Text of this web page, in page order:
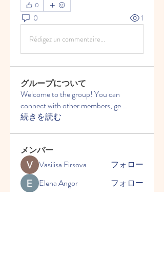
0
0 1
Rédigez un commentaire...
グループについて
Welcome to the group! You can
connect with other members, ge...
続きを読む
メンバー
Vasilisa Firsova
フォロー
Elena Angor
フォロー